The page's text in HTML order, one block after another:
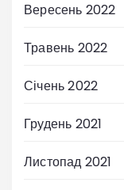
Вересень 2022
Травень 2022
Січень 2022
Грудень 2021
Листопад 2021